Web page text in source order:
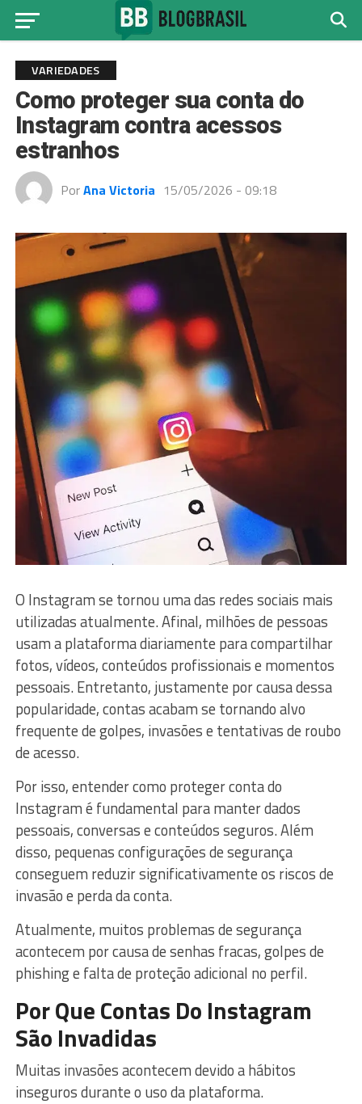
VARIEDADES
Como proteger sua conta do
Instagram contra acessos
estranhos
PorAna Victoria 15/05/2026 - 09:18
O Instagram se tornou uma das redes sociais mais
utilizadas atualmente. Afinal, milhões de pessoas
usam a plataforma diariamente para compartilhar
fotos, vídeos, conteúdos profissionais e momentos
pessoais. Entretanto, justamente por causa dessa
popularidade, contas acabam se tornando alvo
frequente de golpes, invasões e tentativas de roubo
de acesso.
Por isso, entender como proteger conta do
Instagram é fundamental para manter dados
pessoais, conversas e conteúdos seguros. Além
disso, pequenas configurações de segurança
conseguem reduzir significativamente os riscos de
invasão e perda da conta.
Atualmente, muitos problemas de segurança
acontecem por causa de senhas fracas, golpes de
phishing e falta de proteção adicional no perfil.
Por Que Contas Do Instagram
São Invadidas
Muitas invasões acontecem devido a hábitos
inseguros durante o uso da plataforma.